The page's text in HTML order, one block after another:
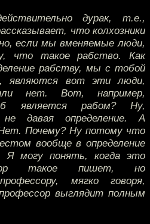
дурак, т.е.,
что колхозники
если мы вменяемые люди,
что такое рабство. Как
рабству, мы с тобой
являются вот эти люди,
нет. Вот, например,
является рабом? Ну,
давая определение. А
Нет. Почему? Ну потому что
вообще в определение
Я могу понять, когда это
такое пишет, но
мягко говоря,
выглядит полным